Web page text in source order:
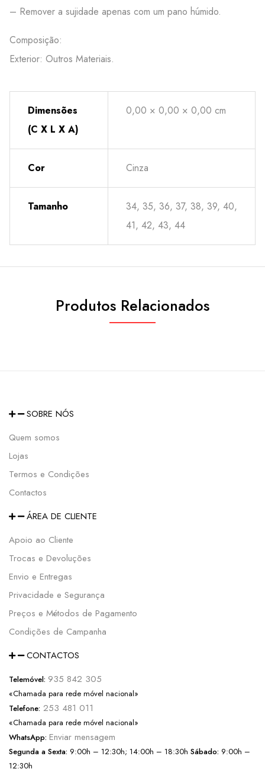
– Remover a sujidade apenas com um pano húmido.
Composição:
Exterior: Outros Materiais.
Dimensões
(C X L X A)
0,00 × 0,00 × 0,00 cm
Cor Cinza
Tamanho
34, 35, 36, 37, 38, 39, 40,
41, 42, 43, 44
Produtos Relacionados
SOBRE NÓS
Quem somos
Lojas
Termos e Condições
Contactos
ÁREA DE CLIENTE
Apoio ao Cliente
Trocas e Devoluções
Envio e Entregas
Privacidade e Segurança
Preços e Métodos de Pagamento
Condições de Campanha
CONTACTOS
Telemóvel: 935 842 305
«Chamada para rede móvel nacional»
Telefone: 253 481 011
«Chamada para rede móvel nacional»
WhatsApp: Enviar mensagem
Segunda a Sexta: 9:00h – 12:30h; 14:00h – 18:30h Sábado: 9:00h –
12:30h